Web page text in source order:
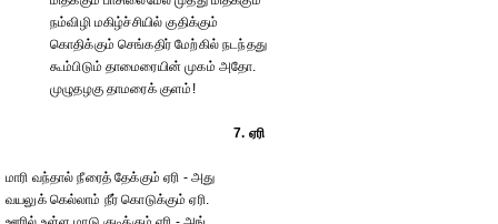
நம்விழி மகிழ்ச்சியில் குதிக்கும்
கொதிக்கும் செங்கதிர் மேற்கில் நடந்தது
கூம்பிடும் தாமைரையின் முகம் அதோ.
முழுதழகு தாமரைக் குளம்!
7. ஏரி
மாரி வந்தால் நீரைத் தேக்கும் ஏரி - அது
வயலுக் கெல்லாம் நீர் கொடுக்கும் ஏரி.